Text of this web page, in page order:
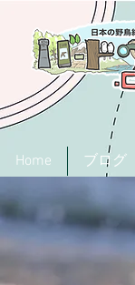
Home ブログ